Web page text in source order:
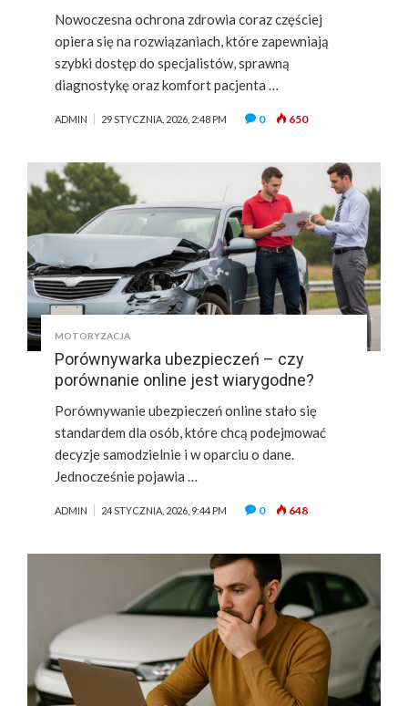
Nowoczesna ochrona zdrowia coraz częściej
opiera się na rozwiązaniach, które zapewniają
szybki dostęp do specjalistów, sprawną
diagnostykę oraz komfort pacjenta …
ADMIN 29 STYCZNIA, 2026, 2:48 PM 0 650
MOTORYZACJA
Porównywarka ubezpieczeń – czy
porównanie online jest wiarygodne?
Porównywanie ubezpieczeń online stało się
standardem dla osób, które chcą podejmować
decyzje samodzielnie i w oparciu o dane.
Jednocześnie pojawia …
ADMIN 24 STYCZNIA, 2026, 9:44 PM 0 648